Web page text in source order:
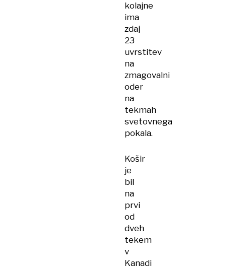
kolajne
ima
zdaj
23
uvrstitev
na
zmagovalni
oder
na
tekmah
svetovnega
pokala.
Košir
je
bil
na
prvi
od
dveh
tekem
v
Kanadi